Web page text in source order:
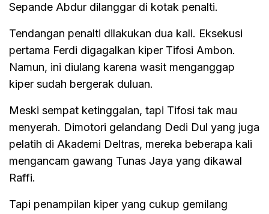
Sepande Abdur dilanggar di kotak penalti.
Tendangan penalti dilakukan dua kali. Eksekusi
pertama Ferdi digagalkan kiper Tifosi Ambon.
Namun, ini diulang karena wasit menganggap
kiper sudah bergerak duluan.
Meski sempat ketinggalan, tapi Tifosi tak mau
menyerah. Dimotori gelandang Dedi Dul yang juga
pelatih di Akademi Deltras, mereka beberapa kali
mengancam gawang Tunas Jaya yang dikawal
Raffi.
Tapi penampilan kiper yang cukup gemilang